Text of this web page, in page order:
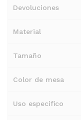
Devoluciones
Material
Tamaño
Color de mesa
Uso especifico